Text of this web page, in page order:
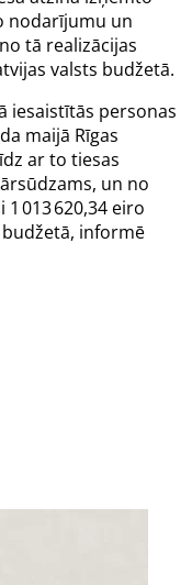
nodarījumu un
tā realizācijas
valsts budžetā.
iesaistītās personas
maijā Rīgas
ar to tiesas
un no
013 620,34 eiro
informē